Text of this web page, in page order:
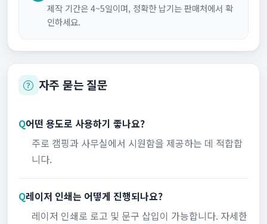
제작 기간은 4~5일이며, 정확한 납기는 판매처에서 확
인하세요.
자주 묻는 질문
Q어떤 용도로 사용하기 좋나요?
주로 캠핑과 사무실에서 시원함을 제공하는 데 적합합
니다.
Q레이저 인쇄는 어떻게 진행되나요?
레이저 인쇄로 로고 및 문구 삽입이 가능합니다. 자세한